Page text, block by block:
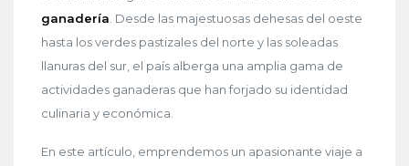
ganadería . Desde las majestuosas dehesas del oeste
hasta los verdes pastizales del norte y las soleadas
llanuras del sur, el país alberga una amplia gama de
actividades ganaderas que han forjado su identidad
culinaria y económica.
En este artículo, emprendemos un apasionante viaje a